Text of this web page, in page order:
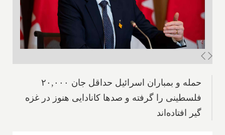
حمله و بمباران اسرائیل حداقل جان ۲۰,۰۰۰
فلسطینی را گرفته و صدها کانادایی هنوز در غزه
گیر افتاده‌اند